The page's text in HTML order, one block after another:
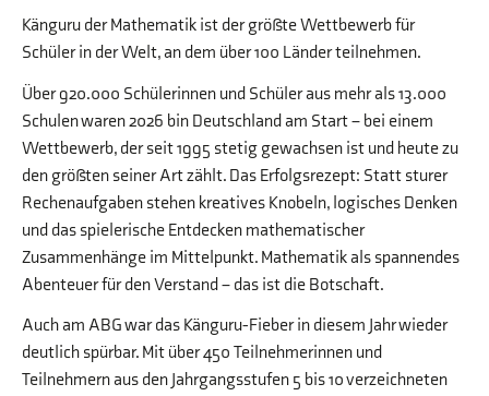
Känguru der Mathematik ist der größte Wettbewerb für
Schüler in der Welt, an dem über 100 Länder teilnehmen.
Über 920.000 Schülerinnen und Schüler aus mehr als 13.000
Schulen waren 2026 bin Deutschland am Start – bei einem
Wettbewerb, der seit 1995 stetig gewachsen ist und heute zu
den größten seiner Art zählt. Das Erfolgsrezept: Statt sturer
Rechenaufgaben stehen kreatives Knobeln, logisches Denken
und das spielerische Entdecken mathematischer
Zusammenhänge im Mittelpunkt. Mathematik als spannendes
Abenteuer für den Verstand – das ist die Botschaft.
Auch am ABG war das Känguru-Fieber in diesem Jahr wieder
deutlich spürbar. Mit über 450 Teilnehmerinnen und
Teilnehmern aus den Jahrgangsstufen 5 bis 10 verzeichneten